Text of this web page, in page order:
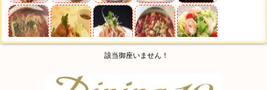
該当御座いません！